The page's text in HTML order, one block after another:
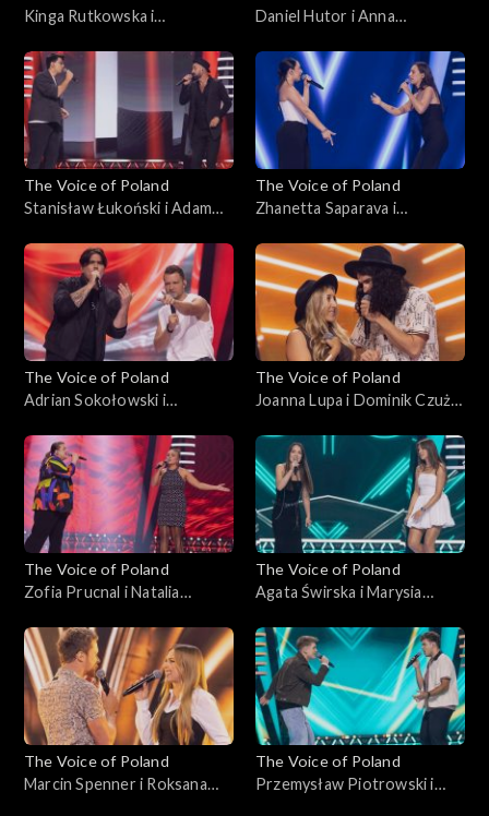
Kinga Rutkowska i
„Love in the Dark”, „The
Voice of Poland”, Bitwy, 25
października 2025
Daniel Hutor i Anna
Reason”, „The Voice of
Poland”, Bitwy, 25
października 2025
The Voice of Poland
Stanisław Łukoński i Adam
Magdaleno”, „The Voice of
Poland”, Bitwy, 25
października 2025
The Voice of Poland
Zhanetta Saparava i
Are Doin’ It for Themselves”,
„The Voice of Poland”, Bitwy,
25 października 2025
The Voice of Poland
Adrian Sokołowski i
Do You Believe In?”; „The
Voice of Poland”, Bitwy, 18
października 2025
The Voice of Poland
Joanna Lupa i Dominik Czuż –
Poland”, Bitwy, 18
października 2025
The Voice of Poland
Zofia Prucnal i Natalia
„The Voice of Poland”, Bitwy,
18 października 2025
The Voice of Poland
Agata Świrska i Marysia
Voice of Poland”, Bitwy, 18
października 2025
The Voice of Poland
Marcin Spenner i Roksana
The Voice of Poland
Przemysław Piotrowski i